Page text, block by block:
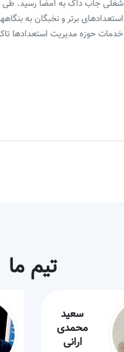
شغلی جاب داک به امضا رسید. طی
استعدادهای برتر و نخبگان به
خدمات حوزه مدیریت استعدادها
تیم ما
سعید
محمدی
ارانی